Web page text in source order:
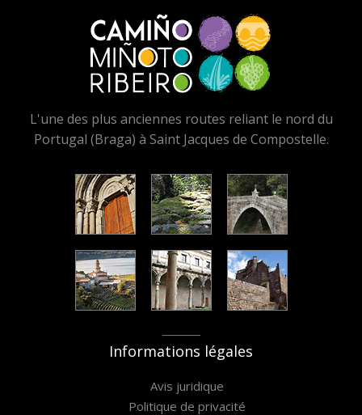
L'une des plus anciennes routes reliant le nord du
Portugal (Braga) à Saint Jacques de Compostelle.
Informations légales
Avis juridique
Politique de privacité